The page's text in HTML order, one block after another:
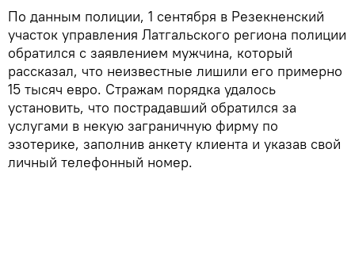
По данным полиции, 1 сентября в Резекненский
участок управления Латгальского региона полиции
обратился с заявлением мужчина, который
рассказал, что неизвестные лишили его примерно
15 тысяч евро. Стражам порядка удалось
установить, что пострадавший обратился за
услугами в некую заграничную фирму по
эзотерике, заполнив анкету клиента и указав свой
личный телефонный номер.